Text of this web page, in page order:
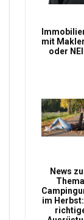
mit
oder
News
Thema
im